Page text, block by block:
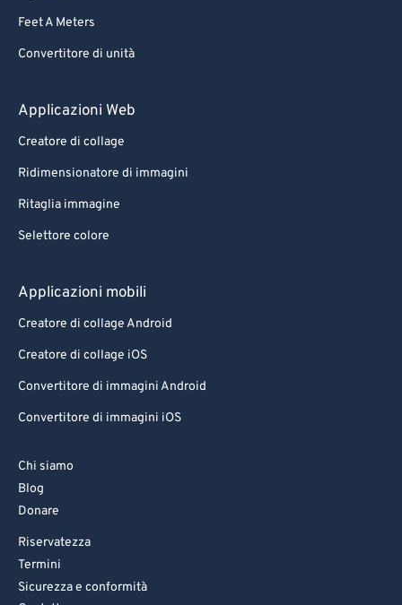
Feet A Meters
Convertitore di unità
Applicazioni Web
Creatore di collage
Ridimensionatore di immagini
Ritaglia immagine
Selettore colore
Applicazioni mobili
Creatore di collage Android
Creatore di collage iOS
Convertitore di immagini Android
Convertitore di immagini iOS
Chi siamo
Blog
Donare
Riservatezza
Termini
Sicurezza e conformità